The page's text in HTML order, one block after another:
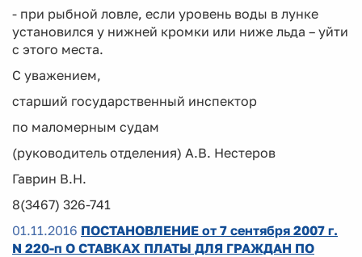
- при рыбной ловле, если уровень воды в лунке
установился у нижней кромки или ниже льда – уйти
с этого места.
С уважением,
старший государственный инспектор
по маломерным судам
(руководитель отделения) А.В. Нестеров
Гаврин В.Н.
8(3467) 326-741
01.11.2016 ПОСТАНОВЛЕНИЕ от 7 сентября 2007 г.
N 220-п О СТАВКАХ ПЛАТЫ ДЛЯ ГРАЖДАН ПО